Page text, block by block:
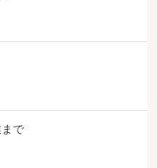
で